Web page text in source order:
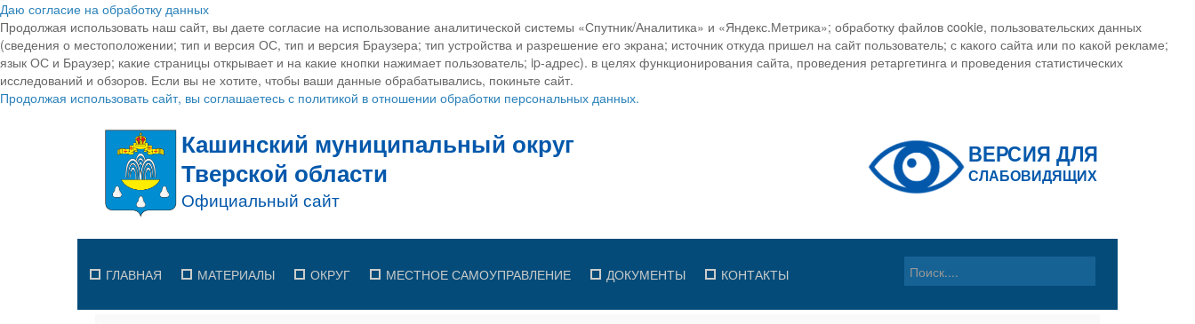
Даю согласие на обработку данных
Продолжая использовать наш сайт, вы даете согласие на использование аналитической системы «Спутник/Аналитика» и «Яндекс.Метрика»; обработку файлов cookie, пользовательских данных
(сведения о местоположении; тип и версия ОС, тип и версия Браузера; тип устройства и разрешение его экрана; источник откуда пришел на сайт пользователь; с какого сайта или по какой рекламе;
язык ОС и Браузер; какие страницы открывает и на какие кнопки нажимает пользователь; ip-адрес). в целях функционирования сайта, проведения ретаргетинга и проведения статистических
исследований и обзоров. Если вы не хотите, чтобы ваши данные обрабатывались, покиньте сайт.
Продолжая использовать сайт, вы соглашаетесь с политикой в отношении обработки персональных данных.
ГЛАВНАЯ МАТЕРИАЛЫ ОКРУГ МЕСТНОЕ САМОУПРАВЛЕНИЕ ДОКУМЕНТЫ КОНТАКТЫ